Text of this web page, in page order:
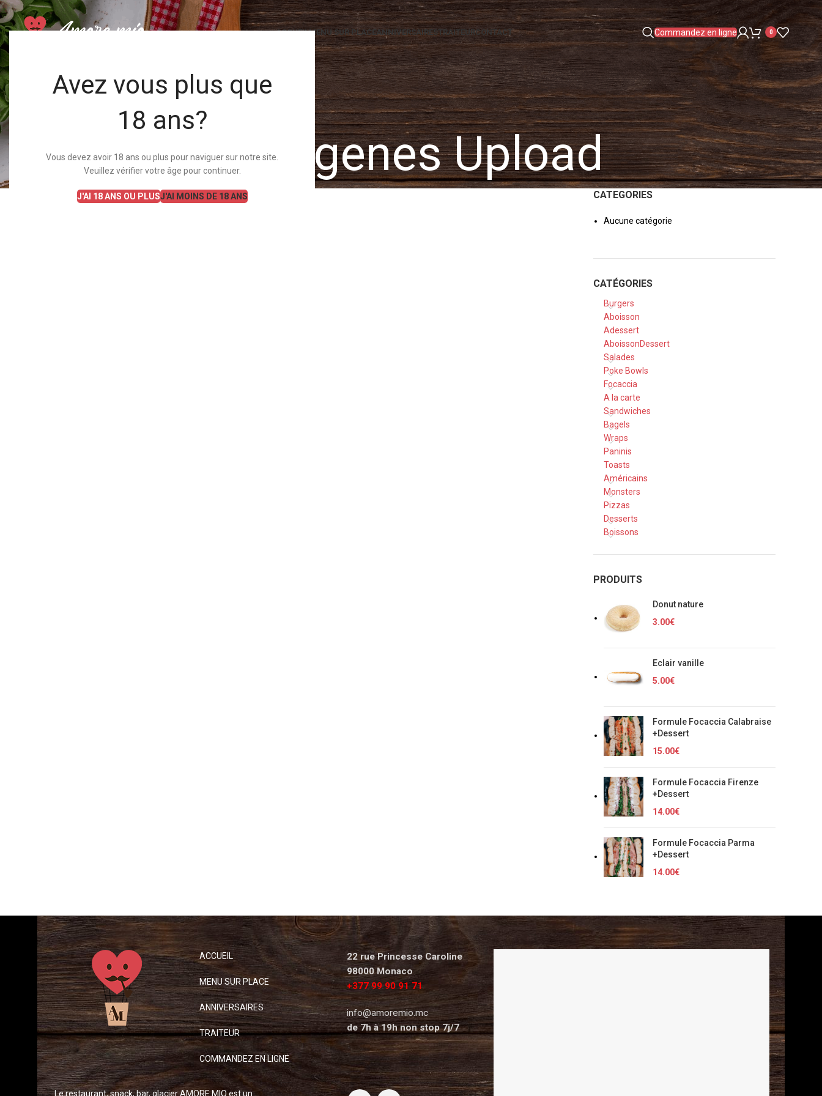
Avez vous plus que
18 ans?
Vous devez avoir 18 ans ou plus pour naviguer sur notre site.
Veuillez vérifier votre âge pour continuer.
J'AI 18 ANS OU PLUSJ'AI MOINS DE 18 ANS
ACCUEILMENU SUR PLACE ANNIVERSAIRESTRAITEURCONTACT Commandez en ligne 0
Allergenes Upload
Vous devez être connecté pour envoyer un fichier. CATEGORIES
Aucune catégorie
CATÉGORIES
Burgers
Aboisson
Adessert
AboissonDessert
Salades
Poke Bowls
Focaccia
A la carte
Sandwiches
Bagels
Wraps
Paninis
Toasts
Américains
Monsters
Pizzas
Desserts
Boissons
PRODUITS
Donut nature
3.00€
Eclair vanille
5.00€
Formule Focaccia Calabraise
+Dessert
15.00€
Formule Focaccia Firenze
+Dessert
14.00€
Formule Focaccia Parma
+Dessert
14.00€
ACCUEIL
MENU SUR PLACE
ANNIVERSAIRES
TRAITEUR
COMMANDEZ EN LIGNE
22 rue Princesse Caroline
98000 Monaco
+377 99 90 91 71
info@amoremio.mc
de 7h à 19h non stop 7j/7
Le restaurant, snack, bar, glacier AMORE MIO est un